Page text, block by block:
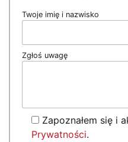
Twoje imię i nazwisko
Zgłoś uwagę
Zapoznałem się i
Prywatności.